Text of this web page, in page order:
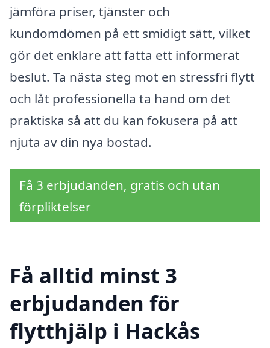
jämföra priser, tjänster och
kundomdömen på ett smidigt sätt, vilket
gör det enklare att fatta ett informerat
beslut. Ta nästa steg mot en stressfri flytt
och låt professionella ta hand om det
praktiska så att du kan fokusera på att
njuta av din nya bostad.
Få 3 erbjudanden, gratis och utan
förpliktelser
Få alltid minst 3
erbjudanden för
flytthjälp i Hackås